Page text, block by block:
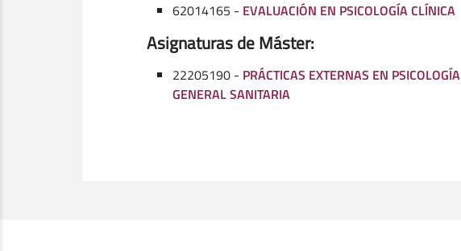
62014165 - EVALUACIÓN EN PSICOLOGÍA CLÍNICA
Asignaturas de Máster:
22205190 - PRÁCTICAS EXTERNAS EN PSICOLOGÍA
GENERAL SANITARIA